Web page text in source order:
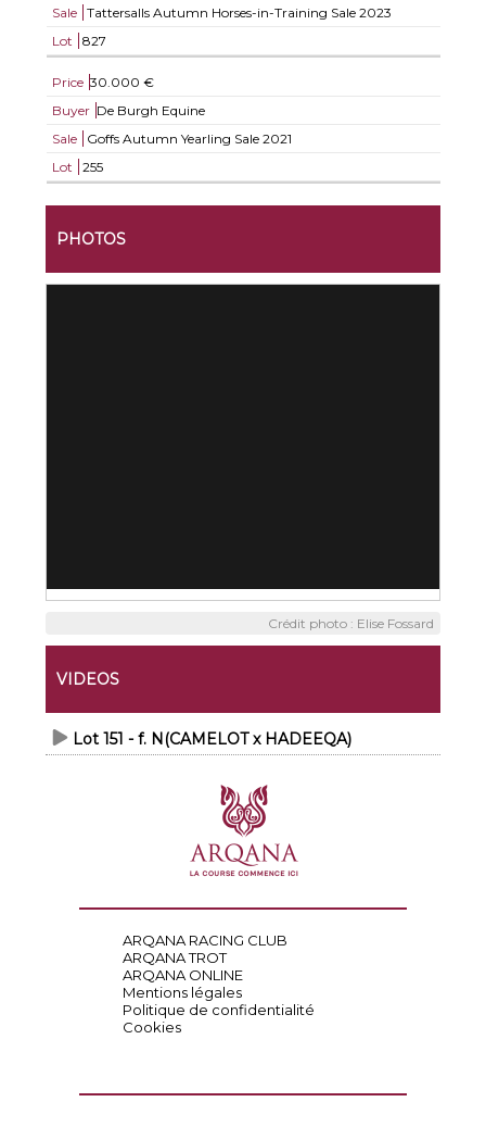
Sale
Tattersalls Autumn Horses-in-Training Sale 2023
Lot
827
Price 30.000 €
Buyer De Burgh Equine
Sale
Goffs Autumn Yearling Sale 2021
Lot
255
PHOTOS
Crédit photo : Elise Fossard
VIDEOS
Lot 151 - f. N(CAMELOT x HADEEQA)
ARQANA RACING CLUB
ARQANA TROT
ARQANA ONLINE
Mentions légales
Politique de confidentialité
Cookies